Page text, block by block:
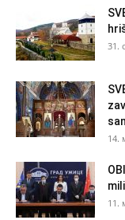
31.
14.
11.